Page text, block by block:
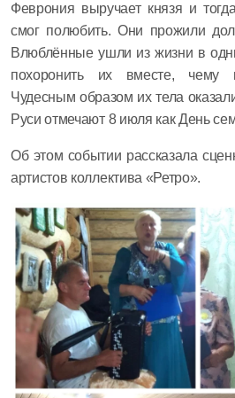
Феврония выручает князя и
смог полюбить. Они прожили
Влюблённые ушли из жизни в
похоронить их вместе, чему
Чудесным образом их тела
Руси отмечают 8 июля как День
Об этом событии рассказала
артистов коллектива «Ретро».